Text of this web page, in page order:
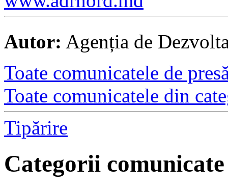
Autor: Agenția de
Toate comunicatele de
Toate comunicatele din
Tipărire
Categorii comunicate